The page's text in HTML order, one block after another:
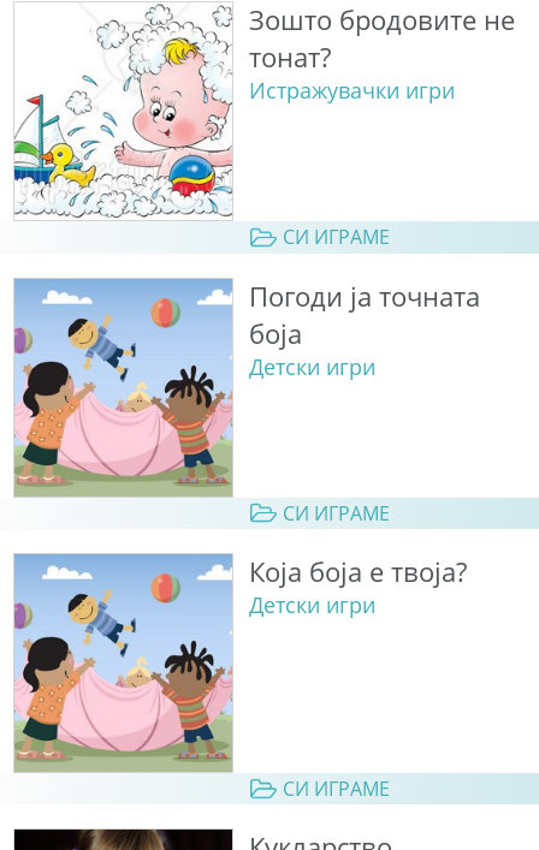
Зошто бродовите не
тонат?
Истражувачки игри
СИ ИГРАМЕ
Погоди ја точната
боја
Детски игри
СИ ИГРАМЕ
Која боја е твоја?
Детски игри
СИ ИГРАМЕ